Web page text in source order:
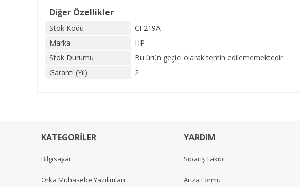
Diğer Özellikler
Stok Kodu
CF219A
Marka
HP
Stok Durumu
Bu ürün geçici olarak temin edilememektedir.
Garanti (Yıl)
2
KATEGORİLER
Bilgisayar
Orka Muhasebe Yazılımları
YARDIM
Sipariş Takibi
Arıza Formu